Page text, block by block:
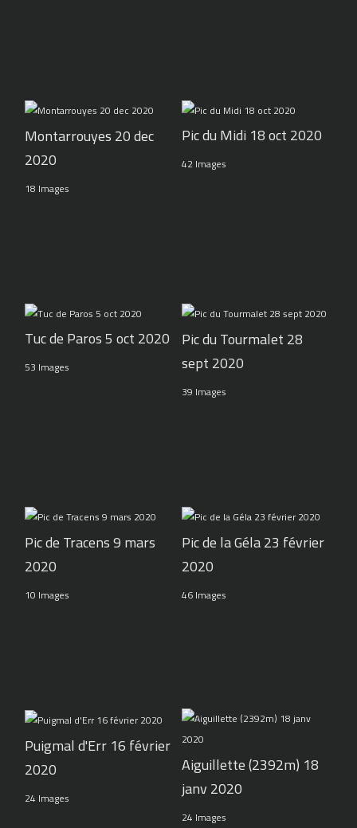
Montarrouyes 20 dec
2020
18 Images
Pic du Midi 18 oct 2020
42 Images
Tuc de Paros 5 oct 2020
53 Images
Pic du Tourmalet 28
sept 2020
39 Images
Pic de Tracens 9 mars
2020
10 Images
Pic de la Géla 23 février
2020
46 Images
Puigmal d'Err 16 février
2020
24 Images
Aiguillette (2392m) 18
janv 2020
24 Images